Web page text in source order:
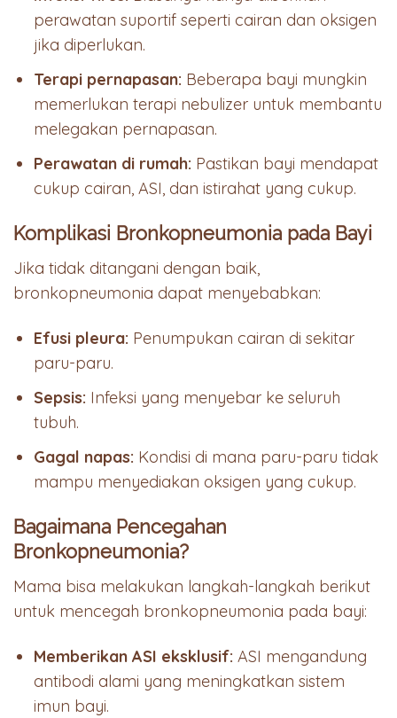
perawatan suportif seperti cairan dan oksigen
jika diperlukan.
Terapi pernapasan: Beberapa bayi mungkin
memerlukan terapi nebulizer untuk membantu
melegakan pernapasan.
Perawatan di rumah: Pastikan bayi mendapat
cukup cairan, ASI, dan istirahat yang cukup.
Komplikasi Bronkopneumonia pada Bayi
Jika tidak ditangani dengan baik,
bronkopneumonia dapat menyebabkan:
Efusi pleura: Penumpukan cairan di sekitar
paru-paru.
Sepsis: Infeksi yang menyebar ke seluruh
tubuh.
Gagal napas: Kondisi di mana paru-paru tidak
mampu menyediakan oksigen yang cukup.
Bagaimana Pencegahan
Bronkopneumonia?
Mama bisa melakukan langkah-langkah berikut
untuk mencegah bronkopneumonia pada bayi:
Memberikan ASI eksklusif: ASI mengandung
antibodi alami yang meningkatkan sistem
imun bayi.